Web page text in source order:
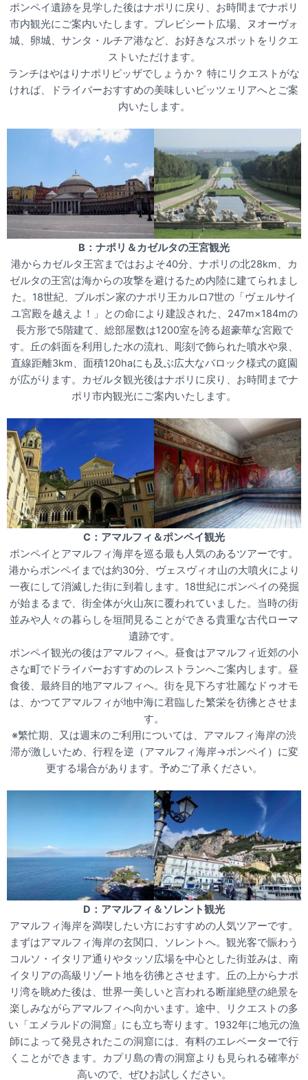
ポンペイ遺跡を見学した後はナポリに戻り、お時間までナポリ
市内観光にご案内いたします。プレビシート広場、ヌオーヴォ
城、卵城、サンタ・ルチア港など、お好きなスポットをリクエ
ストいただけます。
ランチはやはりナポリピッザでしょうか？ 特にリクエストがな
ければ、ドライバーおすすめの美味しいピッツェリアへとご案
内いたします。
B：ナポリ＆カゼルタの王宮観光
港からカゼルタ王宮まではおよそ40分、ナポリの北28km、カ
ゼルタの王宮は海からの攻撃を避けるため内陸に建てられまし
た。18世紀、ブルボン家のナポリ王カルロ7世の「ヴェルサイ
ユ宮殿を越えよ！」との命により建設された、247m×184mの
長方形で5階建て、総部屋数は1200室を誇る超豪華な宮殿で
す。丘の斜面を利用した水の流れ、彫刻で飾られた噴水や泉、
直線距離3km、面積120haにも及ぶ広大なバロック様式の庭園
が広がります。カゼルタ観光後はナポリに戻り、お時間までナ
ポリ市内観光にご案内いたします。
C：アマルフィ＆ポンペイ観光
ポンペイとアマルフィ海岸を巡る最も人気のあるツアーです。
港からポンペイまでは約30分、ヴェスヴィオ山の大噴火により
一夜にして消滅した街に到着します。18世紀にポンペイの発掘
が始まるまで、街全体が火山灰に覆われていました。当時の街
並みや人々の暮らしを垣間見ることができる貴重な古代ローマ
遺跡です。
ポンペイ観光の後はアマルフィへ。昼食はアマルフィ近郊の小
さな町でドライバーおすすめのレストランへご案内します。昼
食後、最終目的地アマルフィへ。街を見下ろす壮麗なドゥオモ
は、かつてアマルフィが地中海に君臨した繁栄を彷彿とさせま
す。
※繁忙期、又は週末のご利用については、アマルフィ海岸の渋
滞が激しいため、行程を逆（アマルフィ海岸→ポンペイ）に変
更する場合があります。予めご了承ください。
D：アマルフィ＆ソレント観光
アマルフィ海岸を満喫したい方におすすめの人気ツアーです。
まずはアマルフィ海岸の玄関口、ソレントへ。観光客で賑わう
コルソ・イタリア通りやタッソ広場を中心とした街並みは、南
イタリアの高級リゾート地を彷彿とさせます。丘の上からナポ
リ湾を眺めた後は、世界一美しいと言われる断崖絶壁の絶景を
楽しみながらアマルフィへ向かいます。途中、リクエストの多
い「エメラルドの洞窟」にも立ち寄ります。1932年に地元の漁
師によって発見されたこの洞窟には、有料のエレベーターで行
くことができます。カプリ島の青の洞窟よりも見られる確率が
高いので、ぜひお試しください。